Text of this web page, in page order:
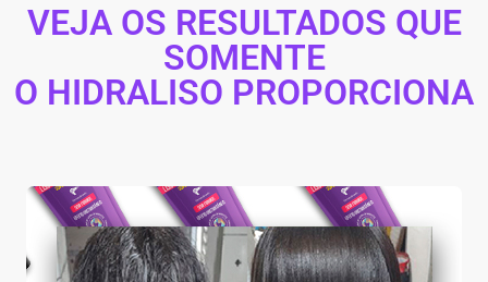
VEJA OS RESULTADOS QUE
SOMENTE
O HIDRALISO PROPORCIONA